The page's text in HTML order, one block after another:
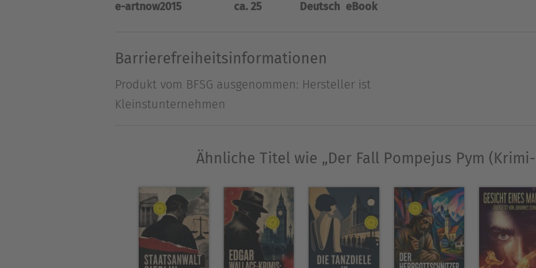
er unter den Geschworenen zirkulierte. Wollen Sie im Emst vor diesem Forum
schnellen Blick auf Lilian Stone. "Also bitte."
e-artnow2015 ca. 25 Deutsch eBook
Barrierefreiheitsinformationen
Produkt vom BFSG ausgenommen: Hersteller ist
Kleinstunternehmen
Ähnliche Titel wie „Der Fall Pompejus Pym